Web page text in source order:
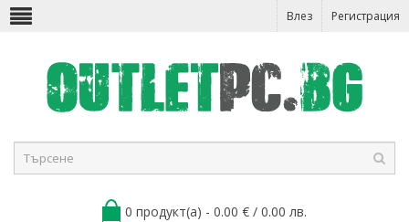
Влез Регистрация
0 продукт(а) - 0.00 € / 0.00 лв.